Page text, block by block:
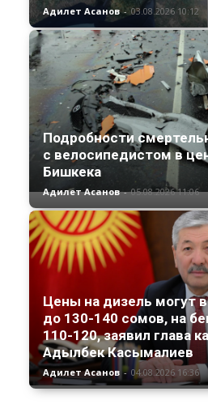
Адилет Асанов - 03.08.2026 10:12
Подробности
с велосипедистом в
Бишкека
Адилет Асанов - 05.08.2026 11:06
Цены на дизель могут
до 130-140 сомов, на
110-120, заявил глава
Адылбек Касымалиев
Адилет Асанов - 04.08.2026 16:36